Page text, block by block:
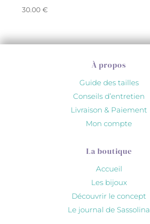
30.00 €
À propos
Guide des tailles
Conseils d’entretien
Livraison & Paiement
Mon compte
La boutique
Accueil
Les bijoux
Découvrir le concept
Le journal de Sassolina